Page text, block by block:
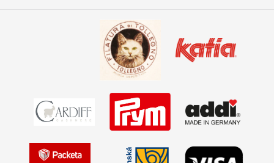
Kedy objednáme nový tovar
Žiadosť dotknutej osoby
Ako sa orientovať v hrúbke priadzí
Pletený slovník anglicky-česky
Pletený slovník česky-anglicky